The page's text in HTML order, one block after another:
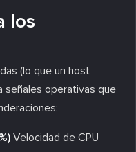
los
(lo que un host
señales operativas que
Velocidad de CPU